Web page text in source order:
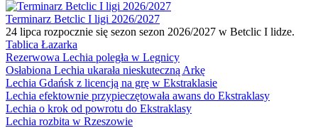
Terminarz Betclic I ligi 2026/2027
24 lipca rozpocznie się sezon sezon 2026/2027 w Betclic I lidze.
Tablica Łazarka
Rezerwowa Lechia poległa w Legnicy
Osłabiona Lechia ukarała nieskuteczną Arkę
Lechia Gdańsk z licencją na grę w Ekstraklasie
Lechia efektownie przypieczętowała awans do Ekstraklasy
Lechia o krok od powrotu do Ekstraklasy
Lechia rozbita w Rzeszowie